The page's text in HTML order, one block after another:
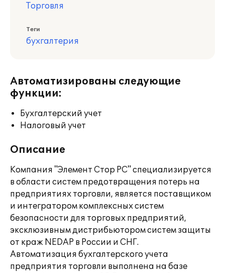
Торговля
Теги
бухгалтерия
Автоматизированы следующие
функции:
Бухгалтерский учет
Налоговый учет
Описание
Компания "Элемент Стор РС" специализируется
в области систем предотвращения потерь на
предприятиях торговли, является поставщиком
и интегратором комплексных систем
безопасности для торговых предприятий,
эксклюзивным дистрибьютором систем защиты
от краж NEDAP в России и СНГ.
Автоматизация бухгалтерского учета
предприятия торговли выполнена на базе